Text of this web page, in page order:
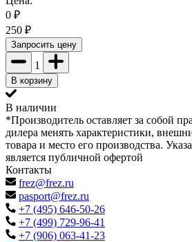
0 ₽
250 ₽
Запросить цену
1
В корзину
В наличии
*Производитель оставляет за собой
дилера менять характеристики,
товара и место его производства.
является публичной офертой
Контакты
frez@frez.ru
pasport@frez.ru
+7 (495) 646-50-26
+7 (499) 729-96-41
+7 (906) 063-41-23